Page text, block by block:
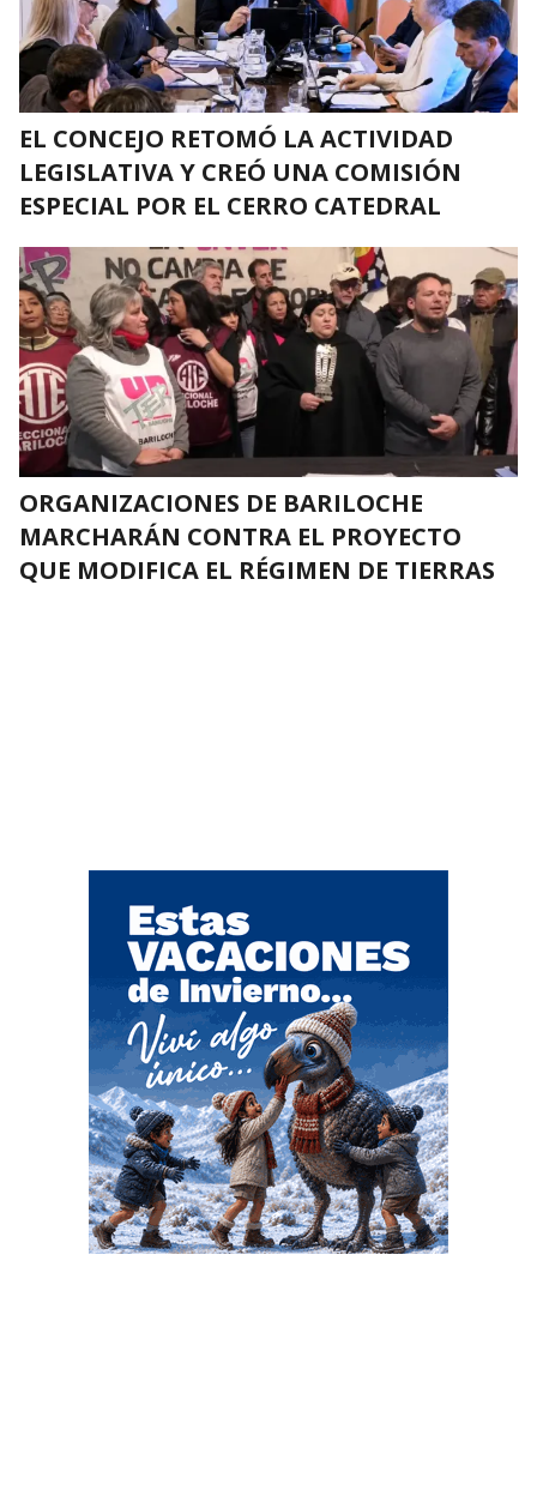
EL CONCEJO RETOMÓ LA ACTIVIDAD
LEGISLATIVA Y CREÓ UNA COMISIÓN
ESPECIAL POR EL CERRO CATEDRAL
ORGANIZACIONES DE BARILOCHE
MARCHARÁN CONTRA EL PROYECTO
QUE MODIFICA EL RÉGIMEN DE TIERRAS